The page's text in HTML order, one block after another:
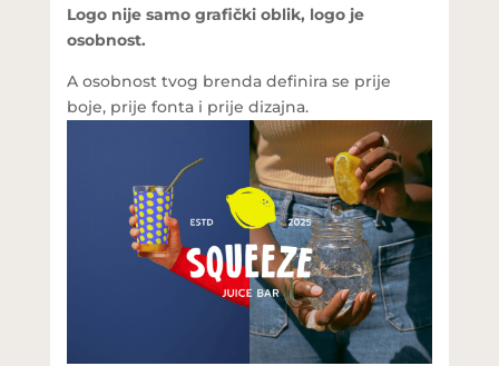
Logo nije samo grafički oblik, logo je
osobnost.
A osobnost tvog brenda definira se prije
boje, prije fonta i prije dizajna.